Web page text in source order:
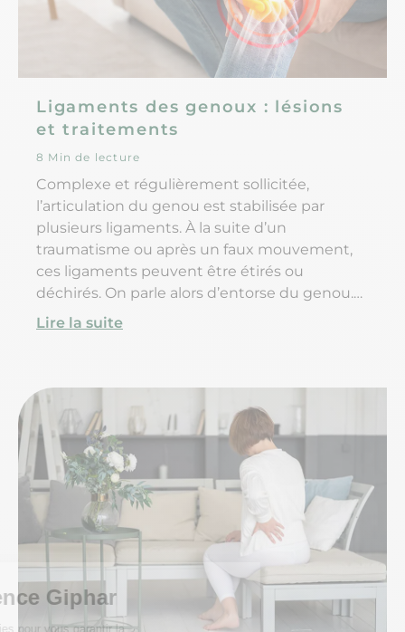
Ligaments des genoux : lésions
et traitements
8 Min de lecture
Complexe et régulièrement sollicitée,
l’articulation du genou est stabilisée par
plusieurs ligaments. À la suite d’un
traumatisme ou après un faux mouvement,
ces ligaments peuvent être étirés ou
déchirés. On parle alors d’entorse du genou.
Alors quels sont les symptômes d’une
Lire la suite